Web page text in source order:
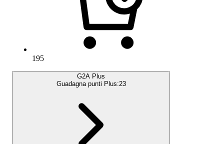
195
G2A Plus
Guadagna punti Plus:23